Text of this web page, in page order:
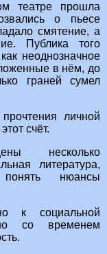
театре прошла
о пьесе
смятение, а
Публика того
неоднозначное
в нём, до
граней сумел
личной
счёт.
несколько
литература,
нюансы
к социальной
но со временем